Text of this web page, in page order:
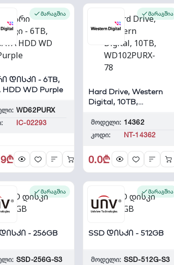
მარაგშია
დისკი - 6TB,
HDD WD Purple
WD62PURX
IC-02293
მარაგშია
Hard Drive, Western
Digital, 10TB,
მოდელი: 14362
კოდი:
NT-14362
0.0₾
მარაგშია
- 256GB
SSD-256G-S3
მარაგშია
SSD დისკი - 512GB
მოდელი: SSD-512G-S3